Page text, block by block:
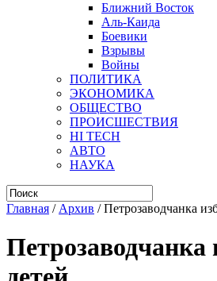
Ближний Восток
Аль-Каида
Боевики
Взрывы
Войны
ПОЛИТИКА
ЭКОНОМИКА
ОБЩЕСТВО
ПРОИСШЕСТВИЯ
HI TECH
АВТО
НАУКА
Главная / Архив /Петрозаводчанка
Петрозаводчанка